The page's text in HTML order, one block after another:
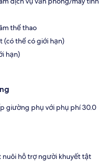
thể thao
thể có giới hạn)
hạn)
giường phụ với phụ phí 30.0
nuôi hỗ trợ người khuyết tật